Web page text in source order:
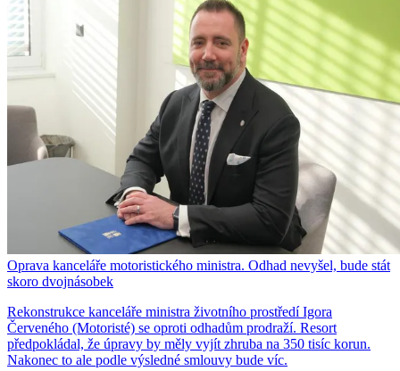
Oprava kanceláře motoristického ministra. Odhad nevyšel, bude stát
skoro dvojnásobek
Rekonstrukce kanceláře ministra životního prostředí Igora
Červeného (Motoristé) se oproti odhadům prodraží. Resort
předpokládal, že úpravy by měly vyjít zhruba na 350 tisíc korun.
Nakonec to ale podle výsledné smlouvy bude víc.